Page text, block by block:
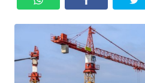
EKUIN
SAINS-TEKNO